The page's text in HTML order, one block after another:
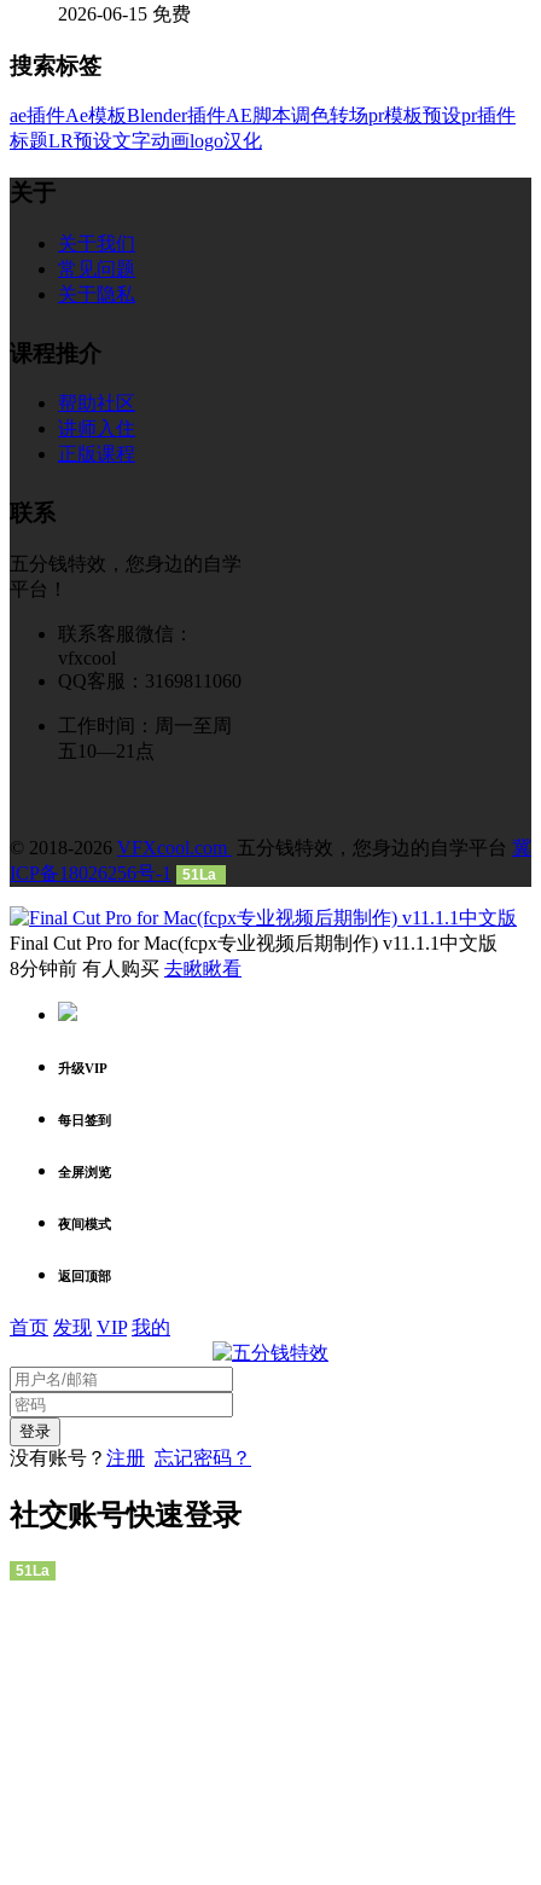
2026-06-15 免费
搜索标签
ae插件Ae模板Blender插件AE脚本调色转场pr模板预设pr插件
标题LR预设文字动画logo汉化
关于
关于我们
常见问题
关于隐私
课程推介
帮助社区
讲师入住
正版课程
联系
五分钱特效，您身边的自学
平台！
联系客服微信：
vfxcool
QQ客服：3169811060
工作时间：周一至周
五10—21点
© 2018-2026 VFXcool.com 五分钱特效，您身边的自学平台 冀
ICP备18026256号-1
51La
Final Cut Pro for Mac(fcpx专业视频后期制作) v11.1.1中文版
8分钟前 有人购买 去瞅瞅看
升级VIP
每日签到
全屏浏览
夜间模式
返回顶部
首页 发现 VIP 我的
没有账号？ 注册 忘记密码？
社交账号快速登录
51La